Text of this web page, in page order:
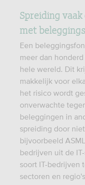
Spreiding
met
Een
meer dan
hele wereld. Dit
makkelijk voor
het risico wordt
onverwachte
beleggingen in
spreiding door
bijvoorbeeld
bedrijven uit de
soort IT-bedrijven
sectoren en